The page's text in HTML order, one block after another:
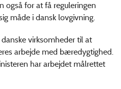
også for at få reguleringen
måde i dansk lovgivning.
virksomheder til at
arbejde med bæredygtighed.
har arbejdet målrettet